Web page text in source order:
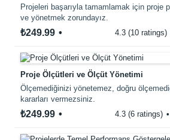
Projeleri başarıyla tamamlamak için proje
ve yönetmek zorundayız.
₺249.99 4.3 (10 ratings)
Proje Ölçütleri ve Ölçüt Yönetimi
Ölçemediğinizi yönetemez, doğru
kararları vermezsiniz.
₺249.99 4.3 (6 ratings)